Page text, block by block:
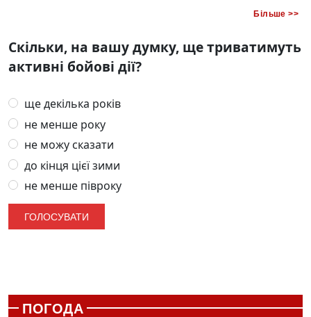
Більше >>
Скільки, на вашу думку, ще триватимуть
активні бойові дії?
ще декілька років
не менше року
не можу сказати
до кінця цієї зими
не менше півроку
ПОГОДА